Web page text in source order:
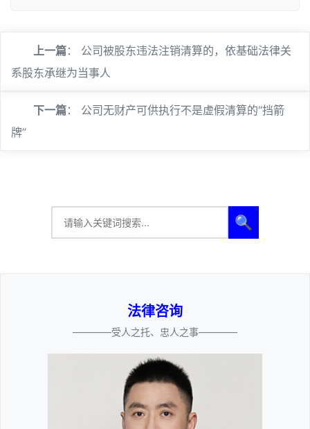
上一篇： 公司被股东违法注销清算的，依基础法律关
系股东承继为当事人
下一篇： 公司无财产可供执行不是虚假清算的“挡箭
牌”
🔍
法律咨询
————受人之托、忠人之事————